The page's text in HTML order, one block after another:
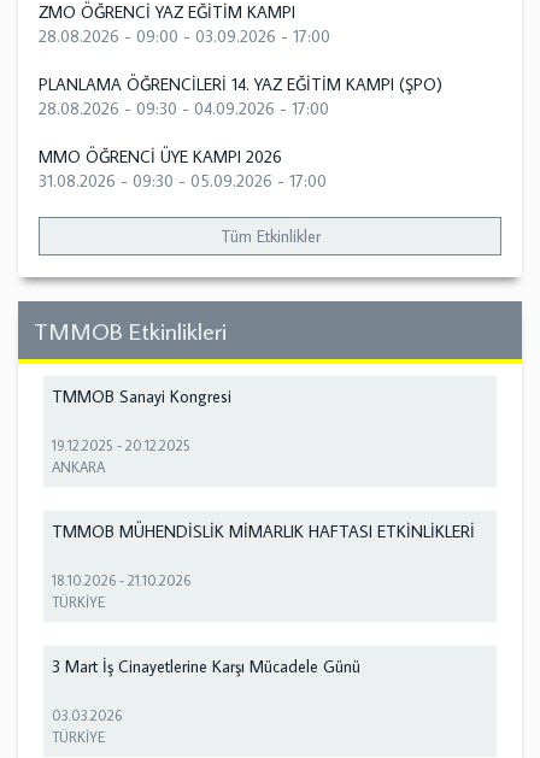
ZMO ÖĞRENCİ YAZ EĞİTİM KAMPI
28.08.2026 - 09:00 - 03.09.2026 - 17:00
PLANLAMA ÖĞRENCİLERİ 14. YAZ EĞİTİM KAMPI (ŞPO)
28.08.2026 - 09:30 - 04.09.2026 - 17:00
MMO ÖĞRENCİ ÜYE KAMPI 2026
31.08.2026 - 09:30 - 05.09.2026 - 17:00
Tüm Etkinlikler
TMMOB Etkinlikleri
TMMOB Sanayi Kongresi
19.12.2025 -20.12.2025
ANKARA
TMMOB MÜHENDİSLİK MİMARLIK HAFTASI ETKİNLİKLERİ
18.10.2026 -21.10.2026
TÜRKİYE
3 Mart İş Cinayetlerine Karşı Mücadele Günü
03.03.2026
TÜRKİYE